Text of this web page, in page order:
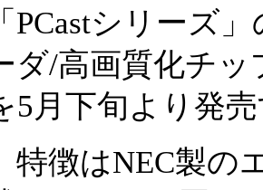
「PCastシリーズ
ダ/高画質化チッ
5月下旬より発
特徴はNEC製の